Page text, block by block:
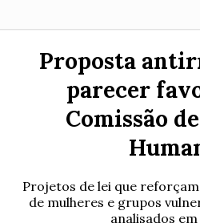
Proposta
parecer
Comissão
Projetos de lei que
de mulheres e grupos
analisados